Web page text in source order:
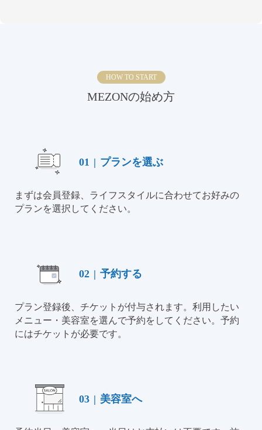
HOW TO START
MEZONの始め方
01 | プランを選ぶ
まずは会員登録、ライフスタイルに合わせてお好みの
プランを選択してください。
02 | 予約する
プラン登録後、チケットが付与されます。利用したい
メニュー・美容室を選んで予約をしてください。予約
にはチケットが必要です。
03 | 美容室へ